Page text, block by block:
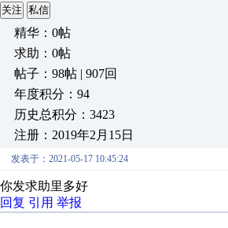
关注 私信
精华：0帖
求助：0帖
帖子：98帖 | 907回
年度积分：94
历史总积分：3423
注册：2019年2月15日
发表于：2021-05-17 10:45:24
你发求助里多好
回复 引用 举报